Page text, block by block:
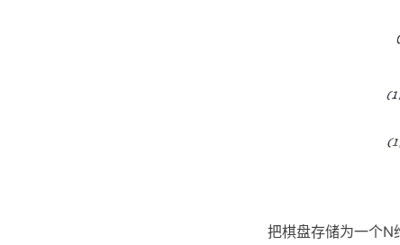
把棋盘存储为一个N